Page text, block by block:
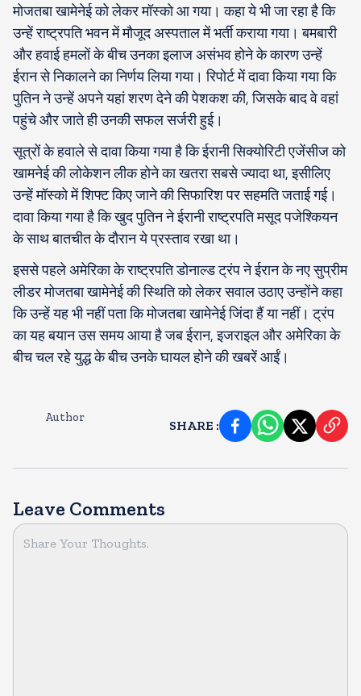
मोजतबा खामेनेई को लेकर मॉस्को आ गया। कहा ये भी जा रहा है कि
उन्हें राष्ट्रपति भवन में मौजूद अस्पताल में भर्ती कराया गया। बमबारी
और हवाई हमलों के बीच उनका इलाज असंभव होने के कारण उन्हें
ईरान से निकालने का निर्णय लिया गया। रिपोर्ट में दावा किया गया कि
पुतिन ने उन्हें अपने यहां शरण देने की पेशकश की, जिसके बाद वे वहां
पहुंचे और जाते ही उनकी सफल सर्जरी हुई।
सूत्रों के हवाले से दावा किया गया है कि ईरानी सिक्योरिटी एजेंसीज को
खामनेई की लोकेशन लीक होने का खतरा सबसे ज्यादा था, इसीलिए
उन्हें मॉस्को में शिफ्ट किए जाने की सिफारिश पर सहमति जताई गई।
दावा किया गया है कि खुद पुतिन ने ईरानी राष्ट्रपति मसूद पजेश्कियन
के साथ बातचीत के दौरान ये प्रस्ताव रखा था।
इससे पहले अमेरिका के राष्ट्रपति डोनाल्ड ट्रंप ने ईरान के नए सुप्रीम
लीडर मोजतबा खामेनेई की स्थिति को लेकर सवाल उठाए उन्होंने कहा
कि उन्हें यह भी नहीं पता कि मोजतबा खामेनेई जिंदा हैं या नहीं। ट्रंप
का यह बयान उस समय आया है जब ईरान, इजराइल और अमेरिका के
बीच चल रहे युद्ध के बीच उनके घायल होने की खबरें आईं।
Author
SHARE :
Leave Comments